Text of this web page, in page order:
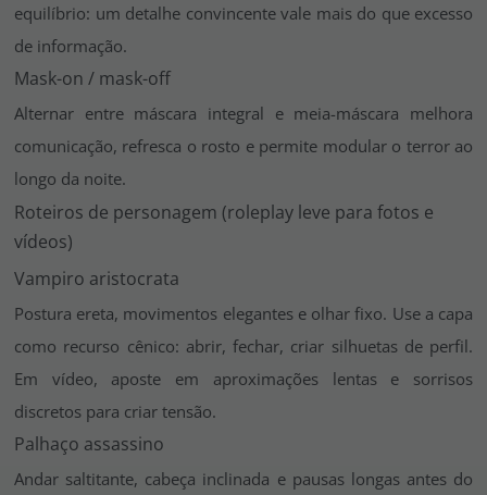
equilíbrio: um detalhe convincente vale mais do que excesso
de informação.
Mask-on / mask-off
Alternar entre máscara integral e meia-máscara melhora
comunicação, refresca o rosto e permite modular o terror ao
longo da noite.
Roteiros de personagem (roleplay leve para fotos e
vídeos)
Vampiro aristocrata
Postura ereta, movimentos elegantes e olhar fixo. Use a capa
como recurso cênico: abrir, fechar, criar silhuetas de perfil.
Em vídeo, aposte em aproximações lentas e sorrisos
discretos para criar tensão.
Palhaço assassino
Andar saltitante, cabeça inclinada e pausas longas antes do